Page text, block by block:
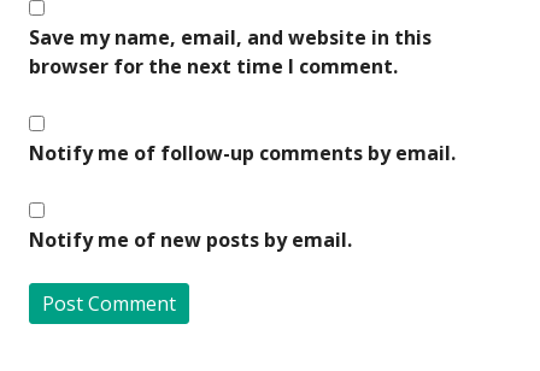
Save my name, email, and website in this
browser for the next time I comment.
Notify me of follow-up comments by email.
Notify me of new posts by email.